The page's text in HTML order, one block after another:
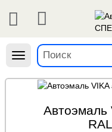
Навигация
Автоэмаль